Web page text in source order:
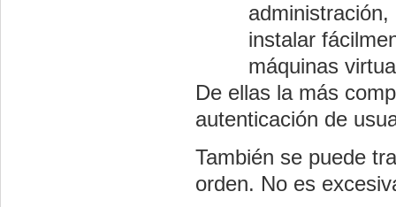
instalar
máquinas
De ellas la más
autenticación de
También se puede
orden. No es